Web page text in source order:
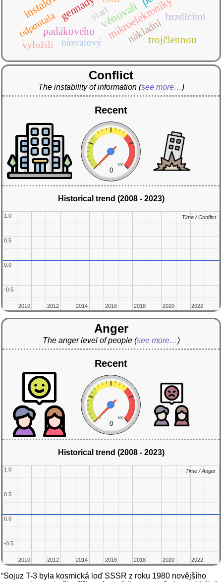
věnovali
gennady mikroelekronikybrzdícími
nákladní
padákového
start
trojčlennou
návratový
odpoutala
vyložili
Conflict
The instability of information (see more…)
Recent
0 100
0
Historical trend (2008 - 2023)
2010
2010 2012
2012 2014
2014 2016
2016 2018
2018 2020
2020 2022
2022
-0.5
-0.5
0.0
0.0
0.5
0.5
1.0
1.0 Time / Conflict
Time / Conflict
Anger
The anger level of people (see more…)
Recent
0 100
0
Historical trend (2008 - 2023)
2010
2010 2012
2012 2014
2014 2016
2016 2018
2018 2020
2020 2022
2022
-0.5
-0.5
0.0
0.0
0.5
0.5
1.0
1.0 Time / Anger
Time / Anger
“Sojuz T-3 byla kosmická loď SSSR z roku 1980 novějšího